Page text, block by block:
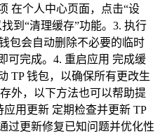
在个人中心页面，点击“设
到“清理缓存”功能。3. 执行
包会自动删除不必要的临时
可完成。4. 重启应用 完成缓
TP 钱包，以确保所有更改生
外，以下方法也可以帮助提
用更新 定期检查并更新 TP
过更新修复已知问题并优化性